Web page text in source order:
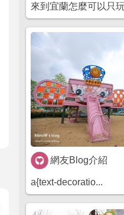
來到宜蘭怎麼可以只
網友Blog介紹
a{text-decoratio...